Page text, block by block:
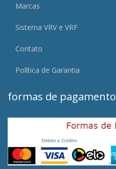
Marcas
Sistema VRV e VRF
Contato
Política de Garantia
formas de pagamento